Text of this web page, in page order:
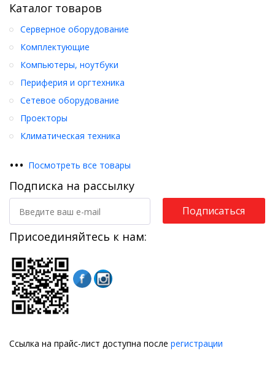
Каталог товаров
Серверное оборудование
Комплектующие
Компьютеры, ноутбуки
Периферия и оргтехника
Сетевое оборудование
Проекторы
Климатическая техника
••• Посмотреть все товары
Подписка на рассылку
Подписаться
Присоединяйтесь к нам:
Ссылка на прайс-лист доступна после регистрации